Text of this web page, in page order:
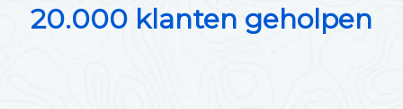
20.000 klanten geholpen